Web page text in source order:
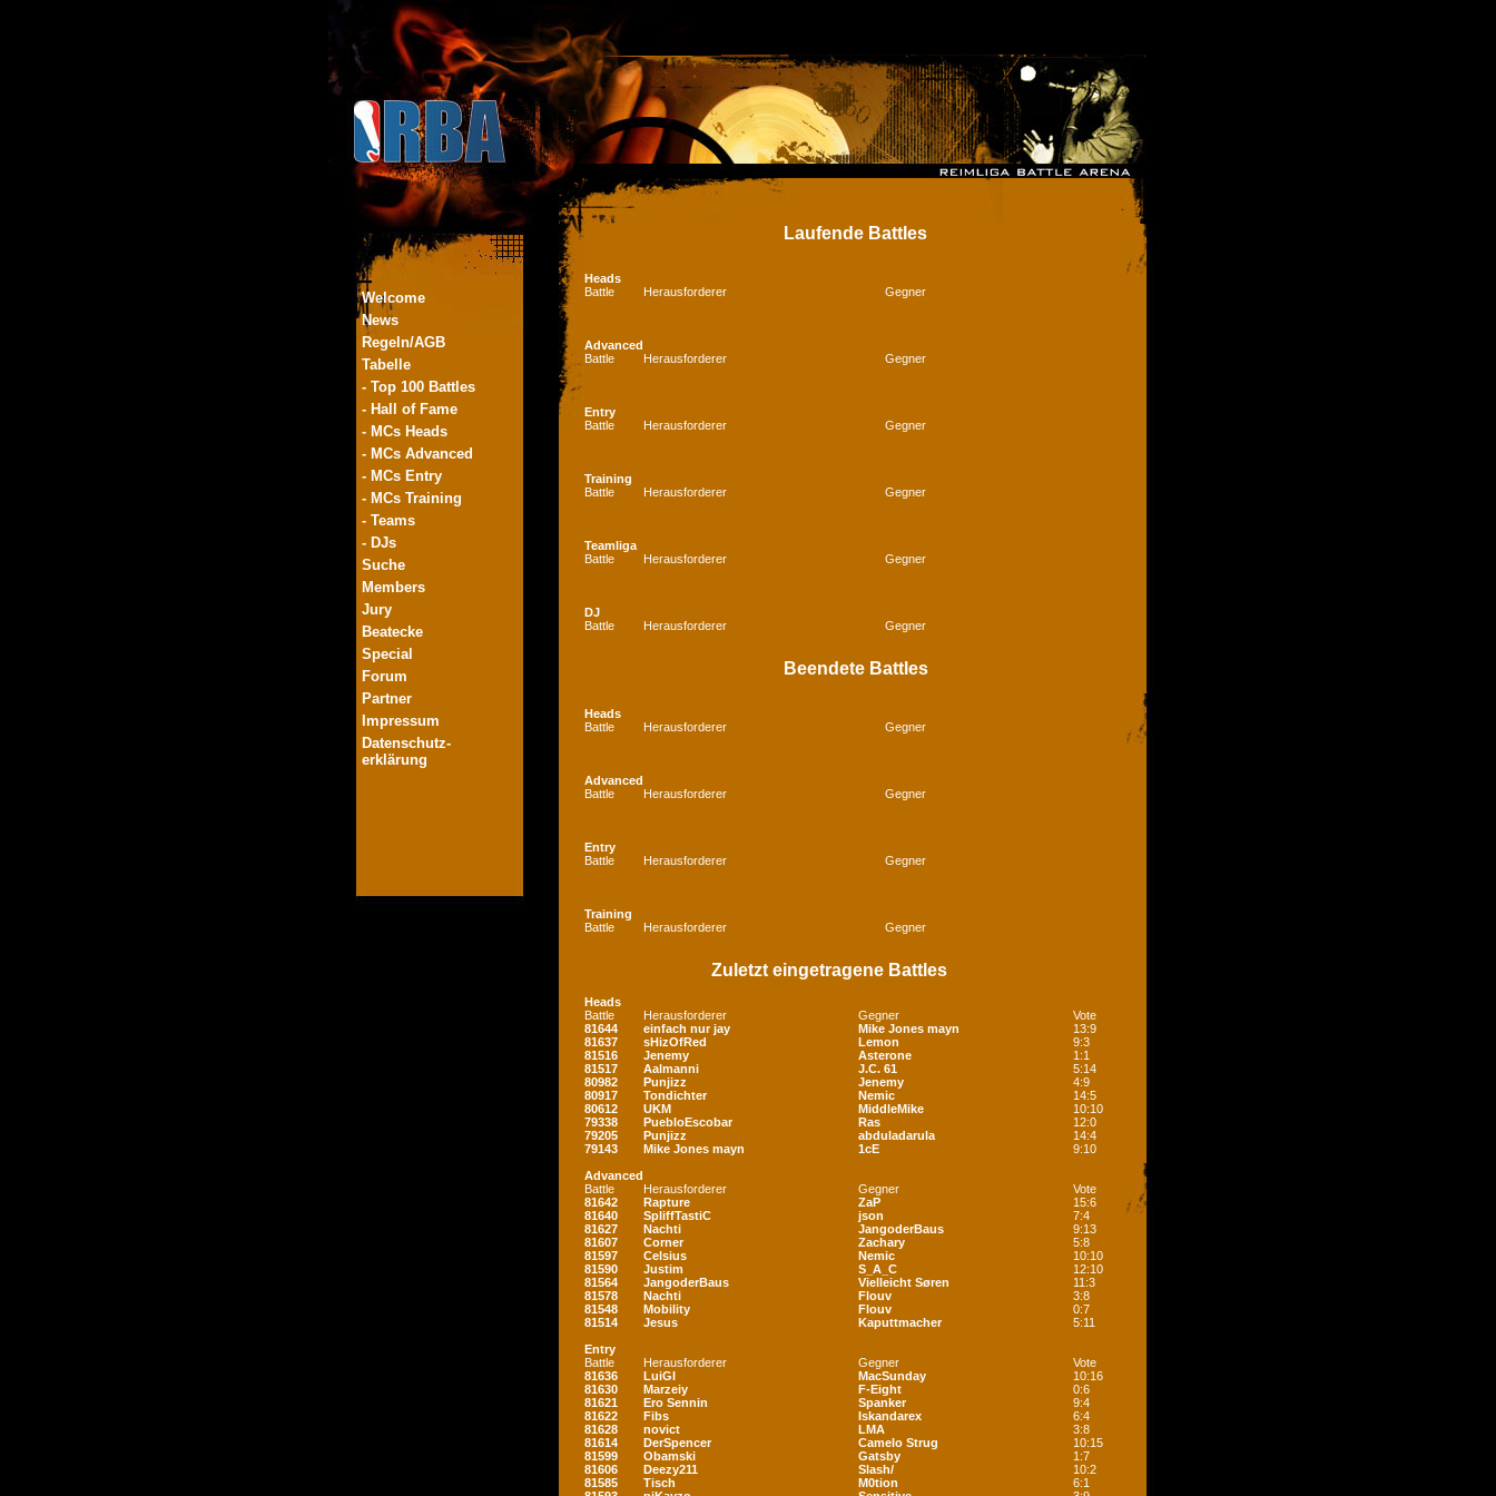
Welcome
News
Regeln/AGB
Tabelle
- Top 100 Battles
- Hall of Fame
- MCs Heads
- MCs Advanced
- MCs Entry
- MCs Training
- Teams
- DJs
Suche
Members
Jury
Beatecke
Special
Forum
Partner
Impressum
Datenschutz-
erklärung
Laufende Battles
Heads
Battle
Herausforderer Gegner
Advanced
Battle
Herausforderer Gegner
Entry
Battle
Herausforderer Gegner
Training
Battle
Herausforderer Gegner
Teamliga
Battle
Herausforderer Gegner
DJ
Battle
Herausforderer Gegner
Beendete Battles
Heads
Battle
Herausforderer Gegner
Advanced
Battle
Herausforderer Gegner
Entry
Battle
Herausforderer Gegner
Training
Battle
Herausforderer Gegner
Zuletzt eingetragene Battles
Heads
Battle
Herausforderer Gegner
Vote
81644
einfach nur jay Mike Jones mayn
13:9
81637
sHizOfRed Lemon
9:3
81516
Jenemy Asterone
1:1
81517
Aalmanni J.C. 61
5:14
80982
Punjizz Jenemy
4:9
80917
Tondichter Nemic
14:5
80612
UKM MiddleMike
10:10
79338
PuebloEscobar Ras
12:0
79205
Punjizz abduladarula
14:4
79143
Mike Jones mayn 1cE
9:10
Advanced
Battle
Herausforderer Gegner
Vote
81642
Rapture ZaP
15:6
81640
SpliffTastiC json
7:4
81627
Nachti JangoderBaus
9:13
81607
Corner Zachary
5:8
81597
Celsius Nemic
10:10
81590
Justim S_A_C
12:10
81564
JangoderBaus Vielleicht Søren
11:3
81578
Nachti Flouv
3:8
81548
Mobility Flouv
0:7
81514
Jesus Kaputtmacher
5:11
Entry
Battle
Herausforderer Gegner
Vote
81636
LuiGI MacSunday
10:16
81630
Marzeiy F-Eight
0:6
81621
Ero Sennin Spanker
9:4
81622
Fibs Iskandarex
6:4
81628
novict LMA
3:8
81614
DerSpencer Camelo Strug
10:15
81599
Obamski Gatsby
1:7
81606
Deezy211 Slash/
10:2
81585
Tisch M0tion
6:1